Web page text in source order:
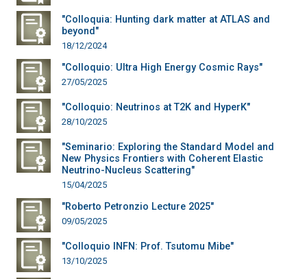
"Colloquia: Hunting dark matter at ATLAS and
beyond"
18/12/2024
"Colloquio: Ultra High Energy Cosmic Rays"
27/05/2025
"Colloquio: Neutrinos at T2K and HyperK"
28/10/2025
"Seminario: Exploring the Standard Model and
New Physics Frontiers with Coherent Elastic
Neutrino-Nucleus Scattering"
15/04/2025
"Roberto Petronzio Lecture 2025"
09/05/2025
"Colloquio INFN: Prof. Tsutomu Mibe"
13/10/2025